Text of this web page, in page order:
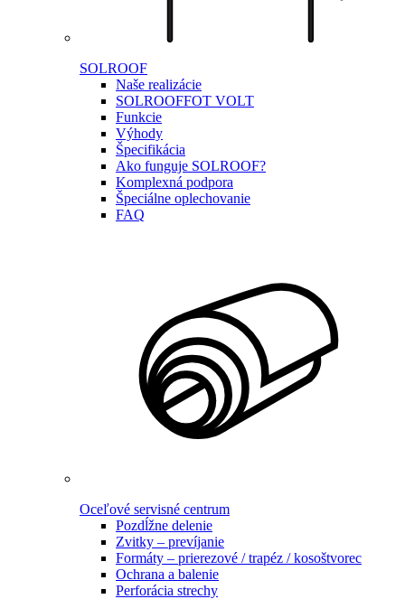
SOLROOF
Naše realizácie
SOLROOFFOT VOLT
Funkcie
Výhody
Špecifikácia
Ako funguje SOLROOF?
Komplexná podpora
Špeciálne oplechovanie
FAQ
Oceľové servisné centrum
Pozdĺžne delenie
Zvitky – prevíjanie
Formáty – prierezové / trapéz / kosoštvorec
Ochrana a balenie
Perforácia strechy